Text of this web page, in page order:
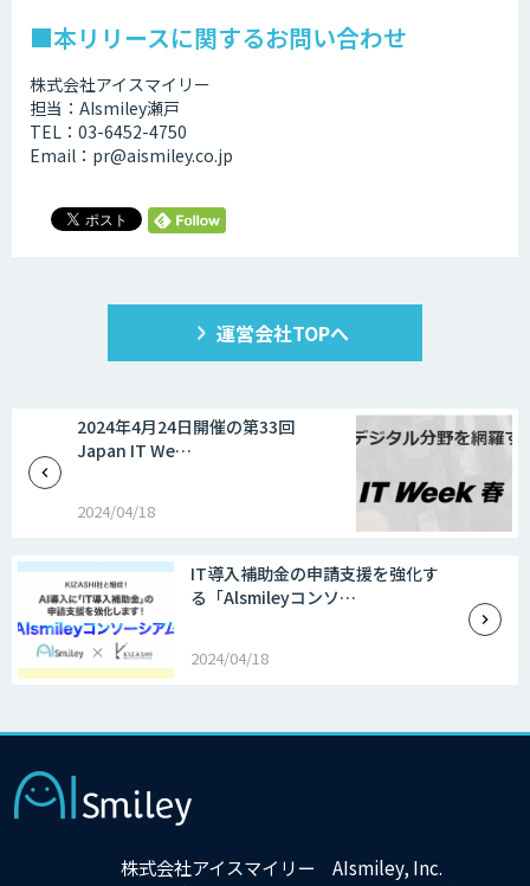
■本リリースに関するお問い合わせ
株式会社アイスマイリー
担当：AIsmiley瀬戸
TEL：03-6452-4750
Email：pr@aismiley.co.jp
運営会社TOPへ
2024年4月24日開催の第33回
Japan IT We…
2024/04/18
IT導入補助金の申請支援を強化す
る「Alsmileyコンソ…
2024/04/18
株式会社アイスマイリー AIsmiley, Inc.